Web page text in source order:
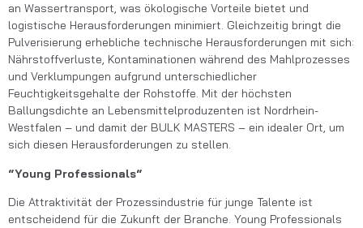
an Wassertransport, was ökologische Vorteile bietet und
logistische Herausforderungen minimiert. Gleichzeitig bringt die
Pulverisierung erhebliche technische Herausforderungen mit sich:
Nährstoffverluste, Kontaminationen während des Mahlprozesses
und Verklumpungen aufgrund unterschiedlicher
Feuchtigkeitsgehalte der Rohstoffe. Mit der höchsten
Ballungsdichte an Lebensmittelproduzenten ist Nordrhein-
Westfalen – und damit der BULK MASTERS – ein idealer Ort, um
sich diesen Herausforderungen zu stellen.
“Young Professionals“
Die Attraktivität der Prozessindustrie für junge Talente ist
entscheidend für die Zukunft der Branche. Young Professionals